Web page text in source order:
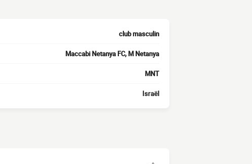
club masculin
Maccabi Netanya FC, M Netanya
MNT
Israël